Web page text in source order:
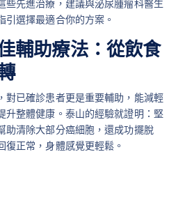
些先進治療，建議與泌尿腫瘤科醫生
選擇最適合你的方案。
輔助療法：從飲食
對已確診患者更是重要輔助，能減輕
升整體健康。泰山的經驗就證明：堅
助清除大部分癌細胞，還成功擺脫
復正常，身體感覺更輕鬆。